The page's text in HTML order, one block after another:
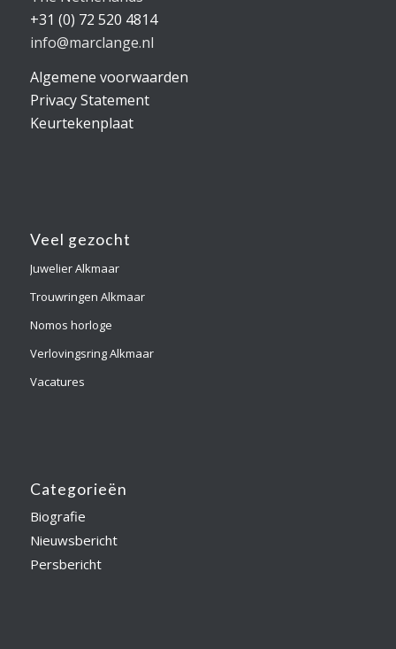
+31 (0) 72 520 4814
info@marclange.nl
Algemene voorwaarden
Privacy Statement
Keurtekenplaat
Veel gezocht
Juwelier Alkmaar
Trouwringen Alkmaar
Nomos horloge
Verlovingsring Alkmaar
Vacatures
Categorieën
Biografie
Nieuwsbericht
Persbericht